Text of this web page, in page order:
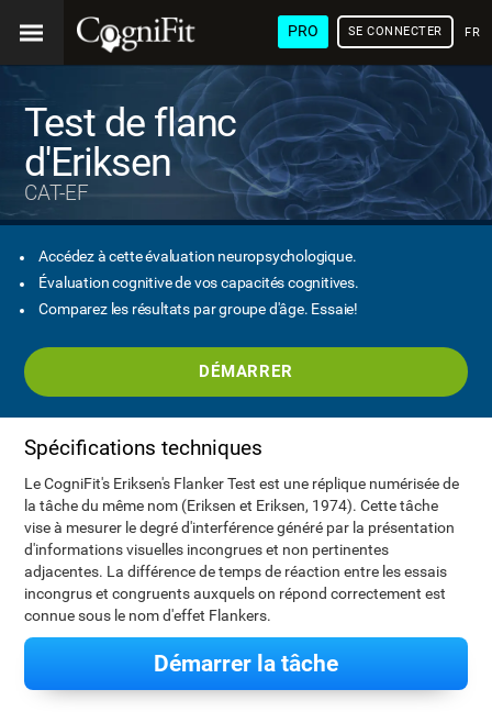
PRO SE CONNECTER
Test de flanc
d'Eriksen
CAT-EF
Accédez à cette évaluation neuropsychologique.
Évaluation cognitive de vos capacités cognitives.
Comparez les résultats par groupe d'âge. Essaie!
DÉMARRER
Spécifications techniques
Le CogniFit's Eriksen's Flanker Test est une réplique numérisée de
la tâche du même nom (Eriksen et Eriksen, 1974). Cette tâche
vise à mesurer le degré d'interférence généré par la présentation
d'informations visuelles incongrues et non pertinentes
adjacentes. La différence de temps de réaction entre les essais
incongrus et congruents auxquels on répond correctement est
connue sous le nom d'effet Flankers.
Démarrer la tâche